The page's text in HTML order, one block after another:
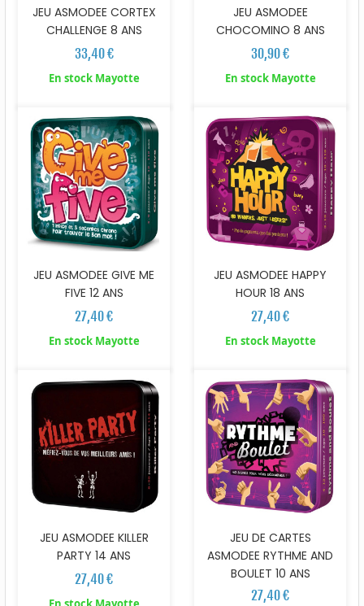
JEU ASMODEE CORTEX
CHALLENGE 8 ANS
33,40 €
En stock Mayotte
JEU ASMODEE
CHOCOMINO 8 ANS
30,90 €
En stock Mayotte
JEU ASMODEE GIVE ME
FIVE 12 ANS
27,40 €
En stock Mayotte
JEU ASMODEE HAPPY
HOUR 18 ANS
27,40 €
En stock Mayotte
JEU ASMODEE KILLER
PARTY 14 ANS
27,40 €
JEU DE CARTES
ASMODEE RYTHME AND
BOULET 10 ANS
27,40 €